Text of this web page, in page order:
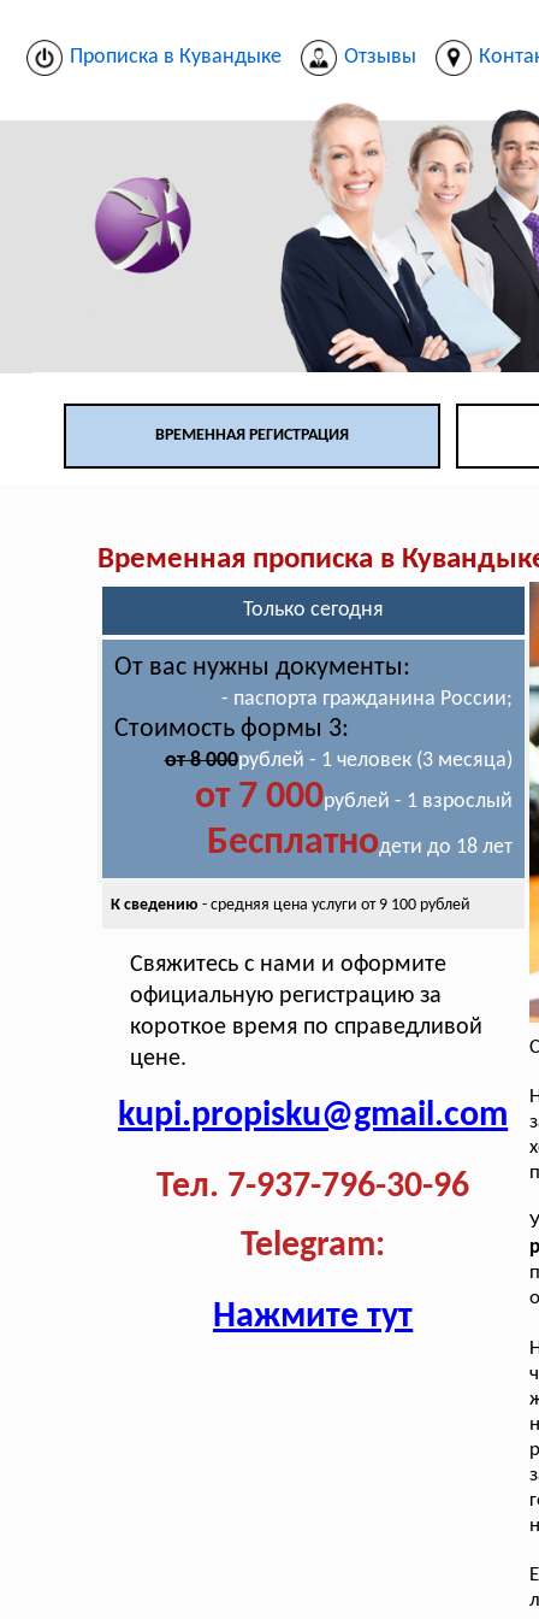
Прописка в Кувандыке Отзывы
ВРЕМЕННАЯ РЕГИСТРАЦИЯ
Временная прописка в
Только сегодня
От вас нужны документы:
- паспорта гражданина России;
Стоимость формы 3:
от 8 000рублей - 1 человек (3 месяца)
от 7 000рублей - 1 взрослый
Бесплатнодети до 18 лет
К сведению - средняя цена услуги от 9 100 рублей
Свяжитесь с нами и оформите
официальную регистрацию за
короткое время по справедливой
цене.
kupi.propisku@gmail.com
Тел. 7-937-796-30-96
Telegram:
Нажмите тут